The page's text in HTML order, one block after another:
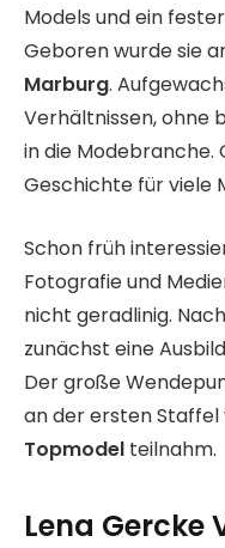
Models und ein
Geboren wurde sie
Marburg.
Verhältnissen, ohne
in die Modebranche.
Geschichte für viele
Schon früh
Fotografie und
nicht geradlinig.
zunächst eine
Der große
an der ersten Staffel
Topmodel teilnahm.
Lena Gercke